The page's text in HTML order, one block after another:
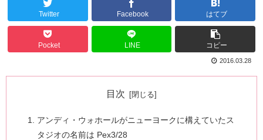
Twitter Facebook はてブ
Pocket LINE コピー
2016.03.28
目次
アンディ・ウォホールがニューヨークに構えていたス
タジオの名前は Pex3/28